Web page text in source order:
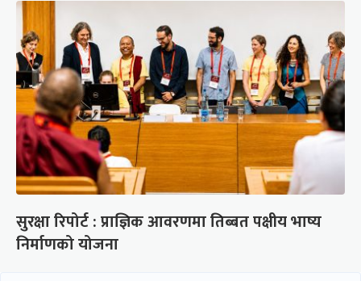
सुरक्षा रिपोर्ट : प्राज्ञिक आवरणमा तिब्बत पक्षीय भाष्य
निर्माणको योजना